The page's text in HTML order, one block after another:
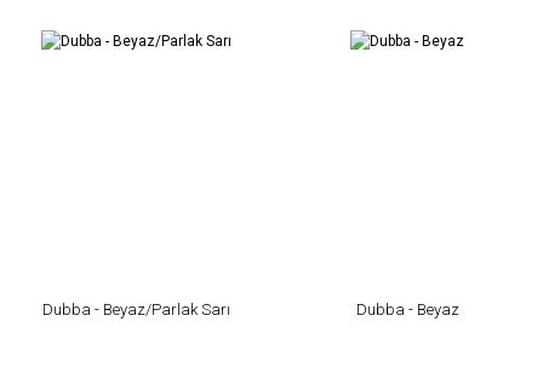
Dubba - Beyaz/Parlak Sarı Dubba - Beyaz